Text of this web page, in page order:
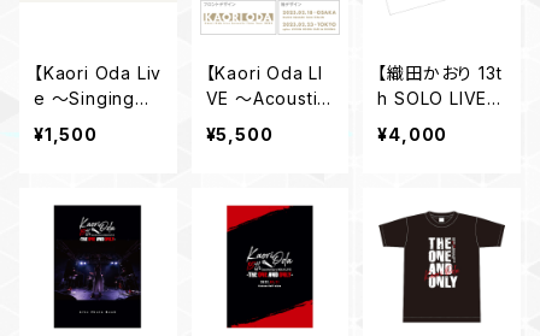
【Kaori Oda Liv
e 〜Singing〜】
ステッカーシー
ルセット
¥1,500
【Kaori Oda LI
VE 〜Acoustic
Time Tour 20
23〜】 ロングT
¥5,500
【織田かおり 13t
h SOLO LIVE
“Flowers” in b
loom】バスタオ
¥4,000